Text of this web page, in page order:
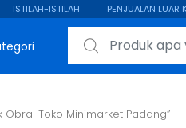
ISTILAH-ISTILAH PENJUALAN LUAR
Search for:
Obral Toko Minimarket Padang”